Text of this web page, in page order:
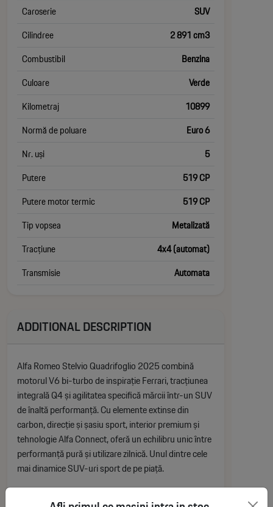
Caroserie
SUV
Cilindree
2 891 cm3
Combustibil
Benzina
Culoare
Verde
Kilometraj
10899
Normă de poluare
Euro 6
Nr. uși
5
Putere
519 CP
Putere motor termic
519 CP
Tip vopsea
Metalizată
Tracțiune
4x4 (automat)
Transmisie
Automata
ADDITIONAL DESCRIPTION
Alfa Romeo Stelvio Quadrifoglio 2025 combină
motorul V6 bi-turbo de inspirație Ferrari, tracțiunea
integrală Q4 și agilitatea specifică mărcii într-un SUV
de înaltă performanță. Cu elemente extinse din
carbon, direcție și șasiu sport, interior premium și
tehnologie Alfa Connect, oferă un echilibru unic între
performanță pură și utilizare zilnică. Unul dintre cele
mai dinamice SUV-uri sport de pe piață.